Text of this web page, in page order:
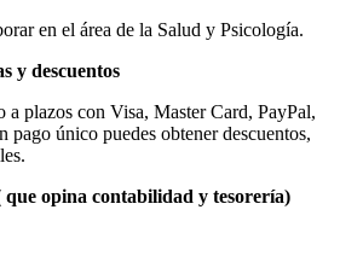
en el área de la Salud y Psicología.
y descuentos
a plazos con Visa, Master Card, PayPal,
pago único puedes obtener descuentos,
que opina contabilidad y tesorería)